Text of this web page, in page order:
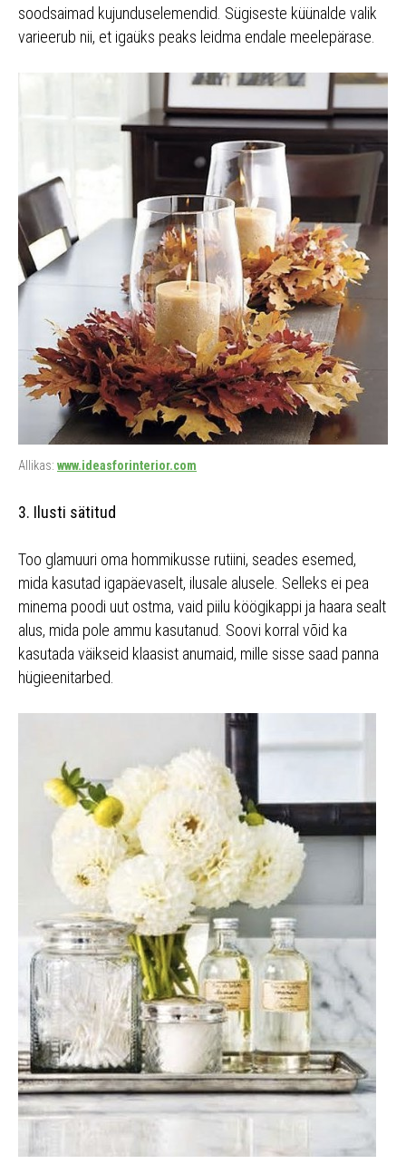
soodsaimad kujunduselemendid. Sügiseste küünalde valik
varieerub nii, et igaüks peaks leidma endale meelepärase.
Allikas: www.ideasforinterior.com
3. Ilusti sätitud
Too glamuuri oma hommikusse rutiini, seades esemed,
mida kasutad igapäevaselt, ilusale alusele. Selleks ei pea
minema poodi uut ostma, vaid piilu köögikappi ja haara sealt
alus, mida pole ammu kasutanud. Soovi korral võid ka
kasutada väikseid klaasist anumaid, mille sisse saad panna
hügieenitarbed.